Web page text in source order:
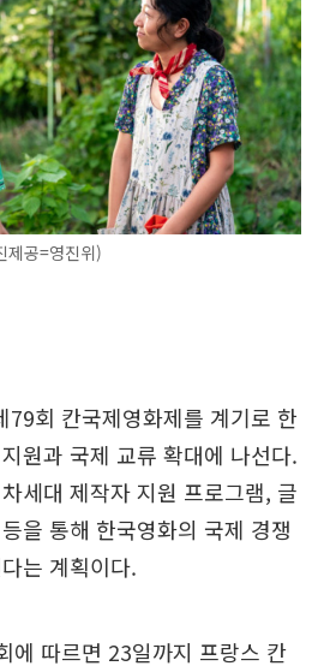
공=영진위)
79회 칸국제영화제를 계기로 한
원과 국제 교류 확대에 나선다.
세대 제작자 지원 프로그램, 글
을 통해 한국영화의 국제 경쟁
는 계획이다.
에 따르면 23일까지 프랑스 칸